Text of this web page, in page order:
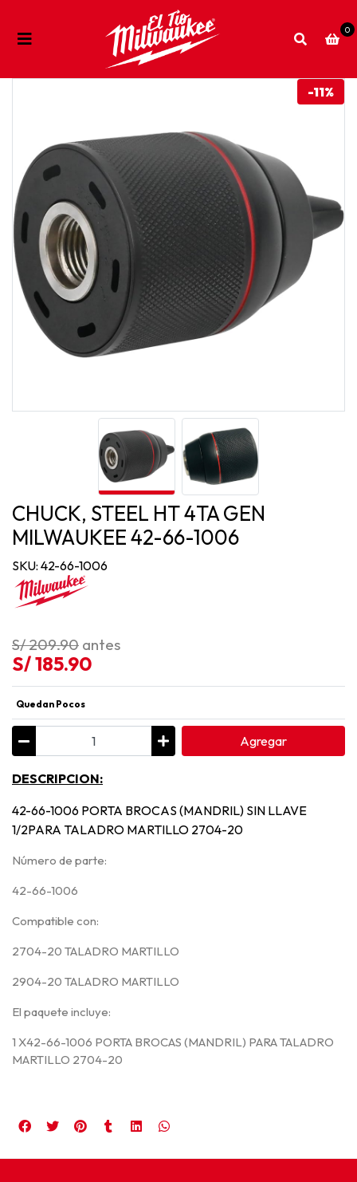
0
-11%
CHUCK, STEEL HT 4TA GEN
MILWAUKEE 42-66-1006
SKU: 42-66-1006
S/ 209.90 antes
S/ 185.90
Quedan Pocos
Agregar
DESCRIPCION:
42-66-1006 PORTA BROCAS (MANDRIL) SIN LLAVE
1/2PARA TALADRO MARTILLO 2704-20
Número de parte:
42-66-1006
Compatible con:
2704-20 TALADRO MARTILLO
2904-20 TALADRO MARTILLO
El paquete incluye:
1 X42-66-1006 PORTA BROCAS (MANDRIL) PARA TALADRO
MARTILLO 2704-20